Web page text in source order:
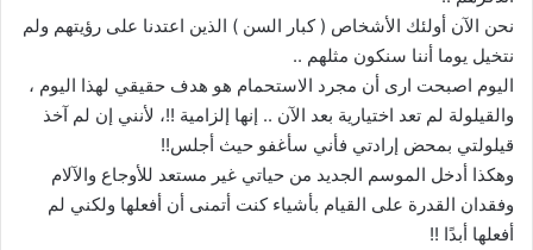
نحن الآن أولئك الأشخاص ( كبار السن ) الذين اعتدنا على رؤيتهم ولم
نتخيل يوما أننا سنكون مثلهم ..
اليوم اصبحت ارى أن مجرد الاستحمام هو هدف حقيقي لهذا اليوم ،
والقيلولة لم تعد اختيارية بعد الآن .. إنها إلزامية !!، لأنني إن لم آخذ
قيلولتي بمحض إرادتي فأني سأغفو حيث أجلس!!
وهكذا أدخل الموسم الجديد من حياتي غير مستعد للأوجاع والآلام
وفقدان القدرة على القيام بأشياء كنت أتمنى أن أفعلها ولكني لم
أفعلها أبدًا !!